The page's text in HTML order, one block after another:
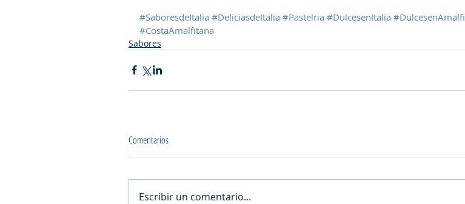
#SaboresdeItalia #DeliciasdeItalia #Pastelria #DulcesenItalia #DulcesenAmalfi
#CostaAmalfitana
Sabores
Comentarios
Escribir un comentario...